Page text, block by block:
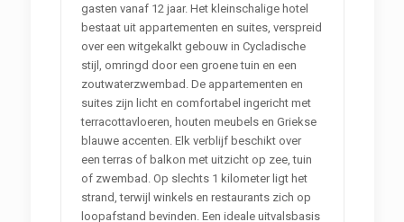
gasten vanaf 12 jaar. Het kleinschalige hotel
bestaat uit appartementen en suites, verspreid
over een witgekalkt gebouw in Cycladische
stijl, omringd door een groene tuin en een
zoutwaterzwembad. De appartementen en
suites zijn licht en comfortabel ingericht met
terracottavloeren, houten meubels en Griekse
blauwe accenten. Elk verblijf beschikt over
een terras of balkon met uitzicht op zee, tuin
of zwembad. Op slechts 1 kilometer ligt het
strand, terwijl winkels en restaurants zich op
loopafstand bevinden. Een ideale uitvalsbasis